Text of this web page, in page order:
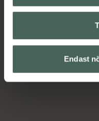
Endast